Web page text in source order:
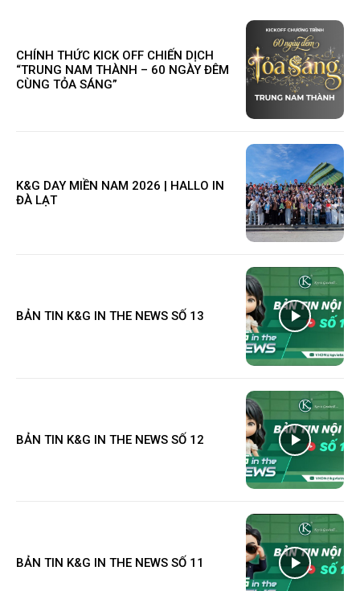
CHÍNH THỨC KICK OFF CHIẾN DỊCH
“TRUNG NAM THÀNH – 60 NGÀY ĐÊM
CÙNG TỎA SÁNG”
K&G DAY MIỀN NAM 2026 | HALLO IN
ĐÀ LẠT
BẢN TIN K&G IN THE NEWS SỐ 13
BẢN TIN K&G IN THE NEWS SỐ 12
BẢN TIN K&G IN THE NEWS SỐ 11